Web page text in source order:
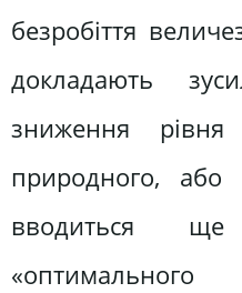
безробіття
докладають
зниження рівня
природного, або
вводиться